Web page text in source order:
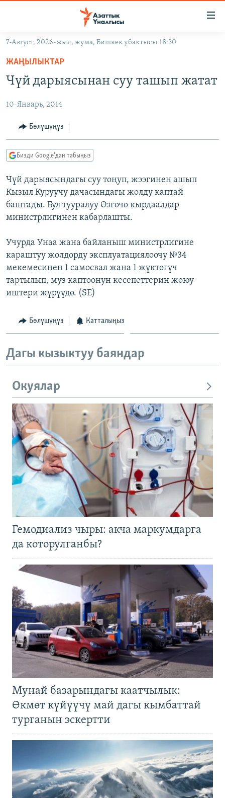
Навигацияга
өтүңүз
Издөөгө
салыңызКЫРГЫЗСТАН
САЯСАТ
ЭКОНОМИКА
ДҮЙНӨ
ДҮЙНӨ
БОРБОР АЗИЯ
УКРАИНА
АТАЙЫН ИЛИКТӨӨ
БҮГҮН АЗАТТЫКТА
ЭКСПЕРТТЕР ТАЛДАЙТ
БИЗ ЖАНА ДҮЙНӨ
ДАНИСТЕ
АЗАТТЫК+
ЫҢГАЙСЫЗ СУРООЛОР
ПОДКАСТ
ӨЗГӨЧӨ ПИКИР
Русский
7-Август, 2026-жыл, жума, Бишкек убактысы 18:30
ЖАҢЫЛЫКТАР
Чүй дарыясынан суу ташып жатат
10-Январь, 2014
Бөлүшүңүз
Бизди Google'дан табыңыз
Чүй дарыясындагы суу тоңуп, жээгинен ашып
Кызыл Куруучу дачасындагы жолду каптай
баштады. Бул тууралуу Өзгөчө кырдаалдар
министрлигинен кабарлашты.
Учурда Унаа жана байланыш министрлигине
караштуу жолдорду эксплуатациялоочу №34
мекемесинен 1 самосвал жана 1 жүктөгүч
тартылып, муз каптоонун кесепеттерин жоюу
иштери жүрүүдө. (SE)
Бөлүшүңүз Катталыңыз
Дагы кызыктуу баяндар
Окуялар
Гемодиализ чыры: акча маркумдарга
да которулганбы?
Мунай базарындагы каатчылык:
Өкмөт күйүүчү май дагы кымбаттай
турганын эскертти